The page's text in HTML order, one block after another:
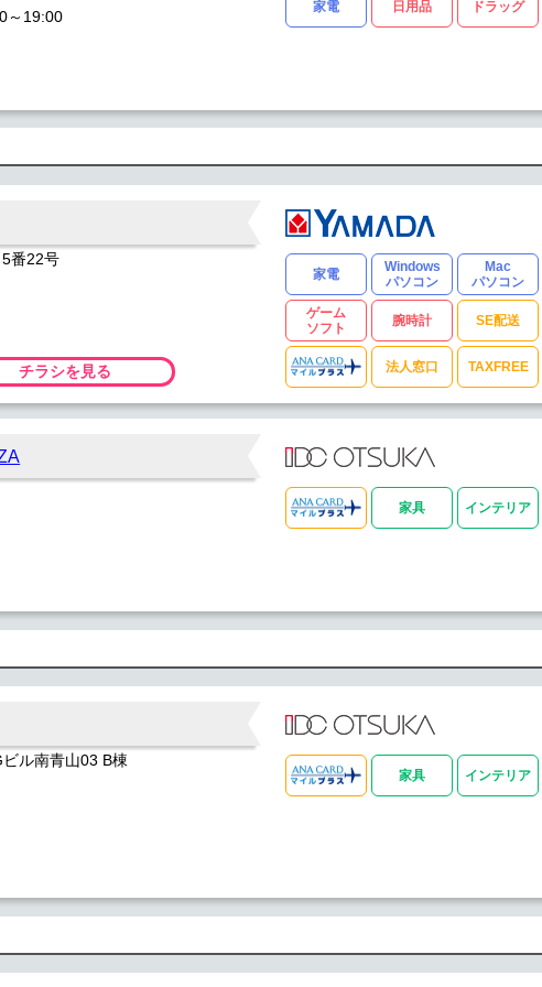
～19:00
家電 日用品 ドラッグ
番22号
チラシを見る
家電
Windows
パソコン
Mac
パソコン
ゲーム
ソフト
腕時計 SE配送
法人窓口 TAXFREE
家具 インテリア
ル南青山03 B棟
家具 インテリア